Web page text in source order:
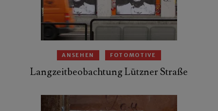
ANSEHEN FOTOMOTIVE
Langzeitbeobachtung Lützner Straße